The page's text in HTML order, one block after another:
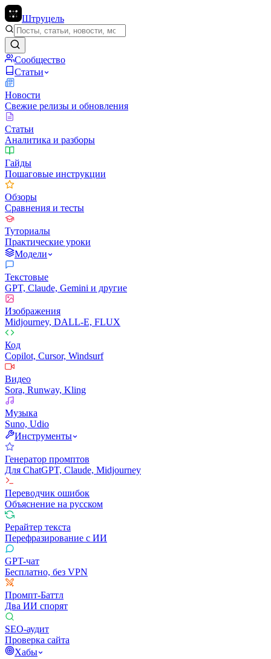
Штруцель
Сообщество
Статьи
Новости
Свежие релизы и обновления
Статьи
Аналитика и разборы
Гайды
Пошаговые инструкции
Обзоры
Сравнения и тесты
Туториалы
Практические уроки
Модели
Текстовые
GPT, Claude, Gemini и другие
Изображения
Midjourney, DALL-E, FLUX
Код
Copilot, Cursor, Windsurf
Видео
Sora, Runway, Kling
Музыка
Suno, Udio
Инструменты
Генератор промптов
Для ChatGPT, Claude, Midjourney
Переводчик ошибок
Объяснение на русском
Рерайтер текста
Перефразирование с ИИ
GPT-чат
Бесплатно, без VPN
Промпт-Баттл
Два ИИ спорят
SEO-аудит
Проверка сайта
Хабы